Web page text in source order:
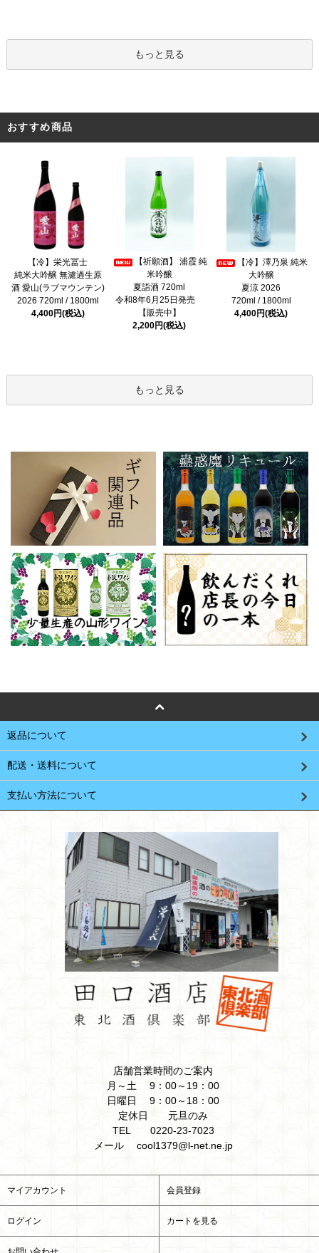
もっと見る
おすすめ商品
【冷】栄光冨士
純米大吟醸 無濾過生原
酒 愛山(ラブマウンテン)
2026 720ml / 1800ml
4,400円(税込)
【祈願酒】 浦霞 純
米吟醸
夏詣酒 720ml
令和8年6月25日発売
【販売中】
2,200円(税込)
【冷】澤乃泉 純米
大吟醸
夏涼 2026
720ml / 1800ml
4,400円(税込)
もっと見る
返品について
配送・送料について
支払い方法について
店舗営業時間のご案内
月～土 9：00～19：00
日曜日 9：00～18：00
定休日 元旦のみ
TEL 0220-23-7023
メール cool1379@l-net.ne.jp
マイアカウント 会員登録
ログイン カートを見る